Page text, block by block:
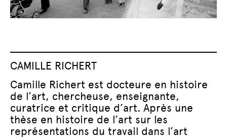
CAMILLE RICHERT
Camille Richert est docteure en histoire
de l’art, chercheuse, enseignante,
curatrice et critique d’art. Après une
thèse en histoire de l’art sur les
représentations du travail dans l’art